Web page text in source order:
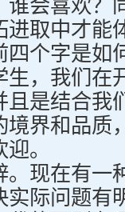
会喜欢？
取中才能
个字是如
，我们在
是结合我
界和品质
。
现在有一
际问题有